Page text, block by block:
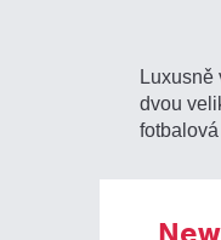
Luxusně
dvou